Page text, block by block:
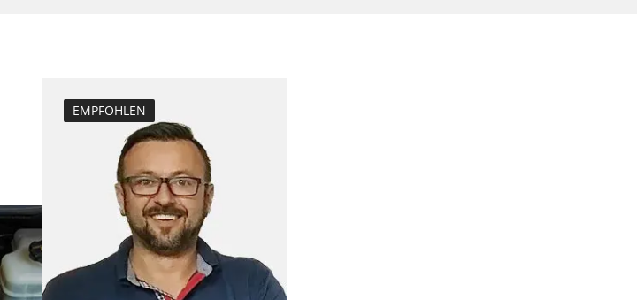
Hochdruckpumpe Initialisierung
Injektor Adaptionswerte zurücksetzen
Injektoren einstellen
Lamdasonde anlernen
Längsbeschleunigungssensor Nullpunkt-
Kalibrierung
Parkbremse in Montageposition fahren
Reset nach Kupplungswechsel
EMPFOHLEN